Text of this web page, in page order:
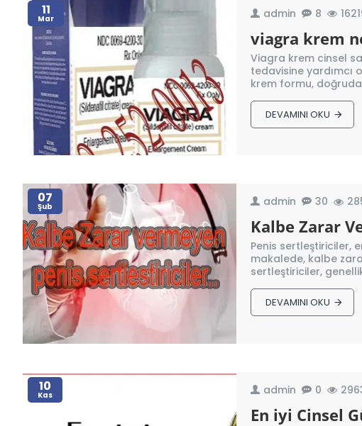
11
Mar admin 8
viagra krem
Viagra krem cinsel
tedavisine
krem formu,
DEVAMINI OKU
07
Şub admin 30
Kalbe Zarar
Penis sertleştiriciler,
makalede, kalbe
sertleştiriciler,
DEVAMINI OKU
10
Kas admin 0
En iyi Cinsel